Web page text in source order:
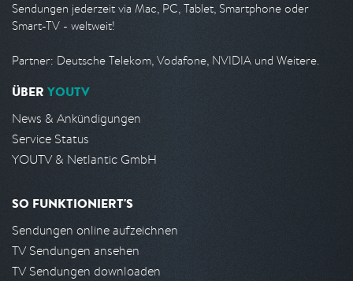
Sendungen jederzeit via Mac, PC, Tablet, Smartphone oder
Smart-TV - weltweit!
Partner: Deutsche Telekom, Vodafone, NVIDIA und Weitere.
ÜBER YOUTV
News & Ankündigungen
Service Status
YOUTV & Netlantic GmbH
SO FUNKTIONIERT'S
Sendungen online aufzeichnen
TV Sendungen ansehen
TV Sendungen downloaden